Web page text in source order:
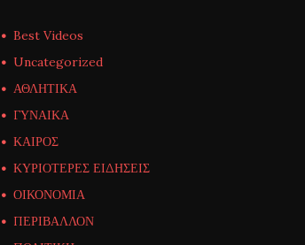
Best Videos
Uncategorized
ΑΘΛΗΤΙΚΑ
ΓΥΝΑΙΚΑ
ΚΑΙΡΟΣ
ΚΥΡΙΟΤΕΡΕΣ ΕΙΔΗΣΕΙΣ
ΟΙΚΟΝΟΜΙΑ
ΠΕΡΙΒΑΛΛΟΝ